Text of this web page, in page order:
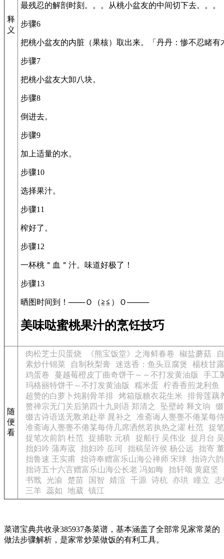
释
义
最残忍的解剖时刻。。。从桃小盆友的中间切下去。。。
步骤6
把桃小盆友的内脏（果核）取出来。「丹丹：惨不忍睹有
步骤7
把桃小盆友大卸八块。
步骤8
倒进去。
步骤9
加上适量的水。
步骤10
选择果汁。
步骤11
榨好了。
步骤12
一杯桃＂血＂汁。味道好极了！
步骤13
晒图时间到！───Ｏ（≧≦）Ｏ────
美味哒蜜桃果汁的烹饪技巧
随
便
看
肉松芝士贝蛋烧 《熊宝饭堂》之海鲜春卷 椒盐蘑菇
素炒什锦菜
自制秋梨膏 迷迭香：鱼头豆腐煲
楊枝甘露
鸡蛋卷
蔓越莓橙皮丁曲奇饼干～～不打发黄油版
手工
玛格丽特饼干～不打发黄油版
糯米蛋
柠香香煎龙利鱼
超赞的白萝卜炖剔骨羊排 烤箱版糖衣花生米
排骨莲藕
赘禅宗无门关后第四十九则语 郑清之
坠壁岭 释文珦
缀古诗语送无斁弟赴举 晁补之
准斋诲人亹亹不倦某每
准斋诲人亹亹不倦某每侍几席洒然若执热之濯 杜范 捉
捉笔次前韵 杜范 捉捕歌 元稹 捉船行 吴伟业
捉月台
拙妇吟 蒲寿宬
拙妇吟 岳珂 拙稿呈许侯 杨公远
拙寄
拙鲁速 王实甫 拙诗奉赠富乐山海公禅师 宋球
拙诗六
拙诗五十六言赠富乐山海公长老 冯如晦
拙轩颂 黄庭坚
书戬
光渝 楚苗 国智 婧渲 千源 诗杭 亦珙 瞳立
志
三羊 蕊如 地葳 镇江
菜谱宝典共收录385937条菜谱，基本涵盖了全部常见家常菜的
做法步骤解析，是家常炒菜做饭的有利工具。